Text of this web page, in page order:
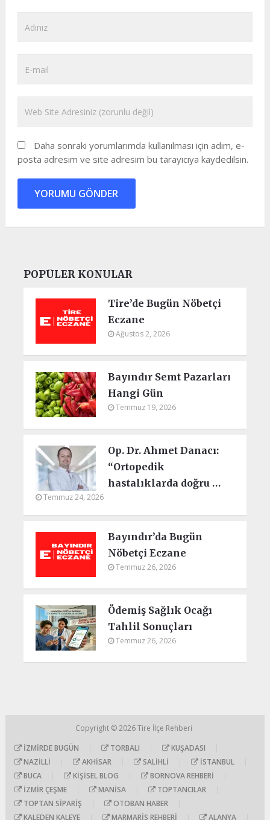
Daha sonraki yorumlarımda kullanılması için adım, e-
posta adresim ve site adresim bu tarayıcıya kaydedilsin.
POPÜLER KONULAR
Tire’de Bugün Nöbetçi
Eczane
Ağustos 2, 2026
Bayındır Semt Pazarları
Hangi Gün
Temmuz 19, 2026
Op. Dr. Ahmet Danacı:
“Ortopedik
hastalıklarda doğru …
Temmuz 24, 2026
Bayındır’da Bugün
Nöbetçi Eczane
Temmuz 26, 2026
Ödemiş Sağlık Ocağı
Tahlil Sonuçları
Temmuz 26, 2026
Copyright © 2026Tire İlçe Rehberi
İZMIRDE BUGÜN
TORBALI KUŞADASI
NAZILLI
AKHISAR SALIHLI İSTANBUL
BUCA
KIŞISEL BLOG BORNOVA REHBERI
İZMIR ÇEŞME
MANISA TOPTANCILAR
TOPTAN SIPARIŞ
OTOBAN HABER
KALEDEN KALEYE
MARMARIS REHBERI ALANYA